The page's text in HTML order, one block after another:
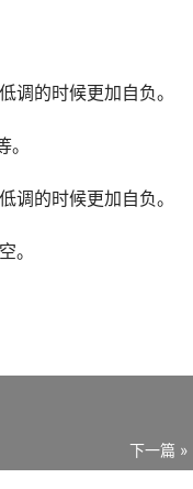
调的时候更加自负。
调的时候更加自负。
。
下一篇 »